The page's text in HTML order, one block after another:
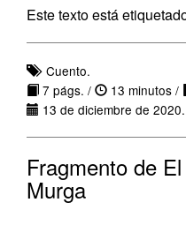
Este texto está
Cuento.
7 págs. /
13 minutos /
13 de diciembre de 2020.
Fragmento de
Murga